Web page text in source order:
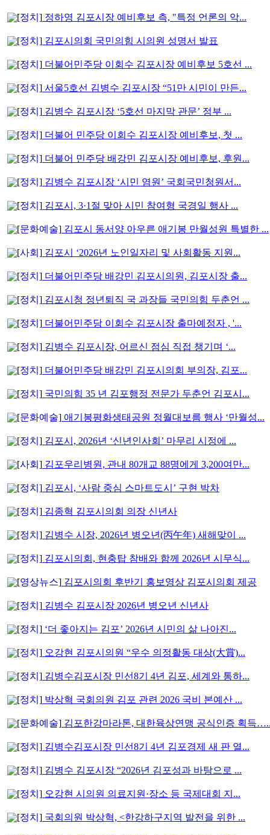
[정치 ] 정하영 김포시장 예비후보 측, "특정 언론의 악...
[정치 ] 김포시의회 국민의힘 시의원 성명서 발표
[정치 ] 더불어민주당 이회수 김포시장 예비후보 5호선 ...
[정치 ] 서울5호선 김병수 김포시장 “51만 시민이 만든...
[정치 ] 김병수 김포시장 ‘5호선 마지막 관문’ 정부 ...
[정치 ] 더불어 민주당 이회수 김포시장 예비후보, 첫 ...
[정치 ] 더불어 민주당 배강민 김포시장 예비후보, 후원...
[정치 ] 김병수 김포시장 ‘시민 염원’ 국회국민청원서...
[정치 ] 김포시, 3·1절 맞아 시민 참여형 국경일 행사 ...
[문화예술] 김포시 동서양 아우른 애기봉 만월성원 특별한 ...
[사회 ] 김포시 ‘2026년 노인일자리 및 사회활동 지원...
[정치 ] 더불어민주당 배강민 김포시의원, 김포시장 출...
[정치 ] 김포시청 정년퇴직 국 과장들 국민의힘 두춘언 ...
[정치 ] 더불어민주당 이회수 김포시장 출마예정자 , '...
[정치 ] 김병수 김포시장, 어르신 점심 직접 챙기며 ‘...
[정치 ] 더불어민주당 배강민 김포시의회 부의장, 김포...
[정치 ] 국민의힘 35 년 김포행정 전문가 두춘언 김포시...
[문화예술] 애기봉평화생태공원 정월대보름 행사 ‘만월성...
[정치 ] 김포시, 2026년 ‘신년인사회’ 마무리 시정에 ...
[사회 ] 김포우리병원, 관내 80개교 88명에게 3,200여만...
[정치 ] 김포시, ‘사람 중심 스마트도시’ 구현 박차
[정치 ] 김종혁 김포시의회 의장 신년사
[정치 ] 김병수 시장, 2026년 병오년(丙午年) 새해맞이 ...
[정치 ] 김포시의회, 현충탑 참배와 함께 2026년 시무식...
[영상뉴스] 김포시의회 후반기 홍보영상 김포시의회 제공
[정치 ] 김병수 김포시장 2026년 병오년 신년사
[정치 ] ‘더 좋아지는 김포’ 2026년 시민의 삶 나아진...
[정치 ] 오강현 김포시의원 “우수 의정활동 대상(大賞)...
[정치 ] 김병수김포시장 민선8기 4년 김포, 세계와 통하...
[정치 ] 박상혁 국회의원 김포 관련 2026 국비 본예산 ...
[문화예술] 김포한강마라톤, 대한육상연맹 공식인증 획득
[정치 ] 김병수김포시장 민선8기 4년 김포경제 새 판 열...
[정치 ] 김병수 김포시장 “2026년 김포성과 바탕으로 ...
[정치 ] 오강현 시의원 의료지원·장소 등 국제대회 지...
[정치 ] 국회의원 박상혁, <한강하구지역 발전을 위한 ...